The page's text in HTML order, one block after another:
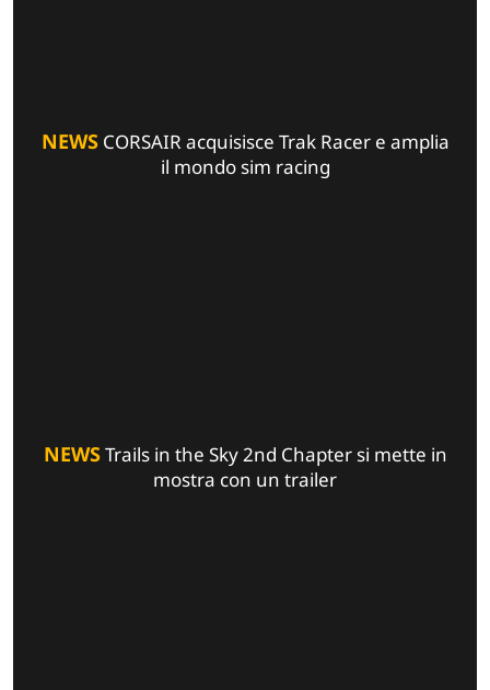
NEWSCORSAIR acquisisce Trak Racer e amplia
il mondo sim racing
NEWSTrails in the Sky 2nd Chapter si mette in
mostra con un trailer